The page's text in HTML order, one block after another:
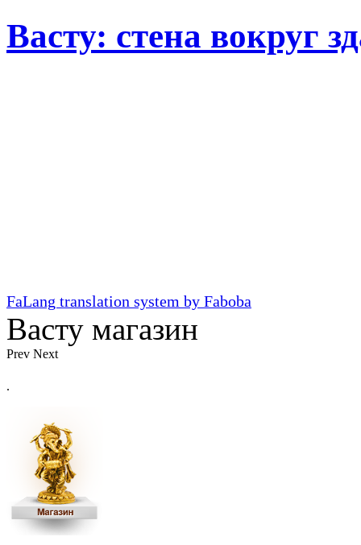
Васту: стена вокруг
FaLang translation system by Faboba
Васту магазин
Prev Next
.